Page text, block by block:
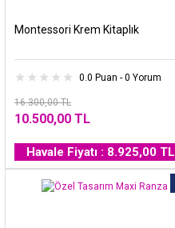
Montessori Krem Kitaplık
0.0 Puan - 0 Yorum
16.300,00 TL
10.500,00 TL
Havale Fiyatı : 8.925,00 TL